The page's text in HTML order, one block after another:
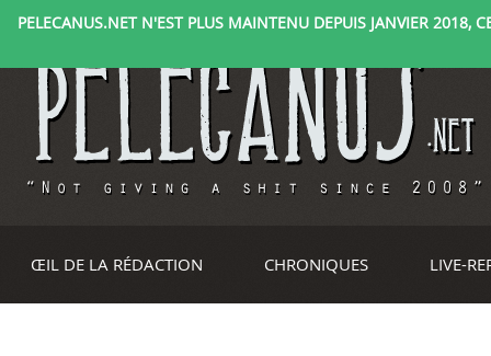
PELECANUS.NET N'EST PLUS MAINTENU DEPUIS JANVIER 2018,
ŒIL DE LA RÉDACTION CHRONIQUES LIVE-